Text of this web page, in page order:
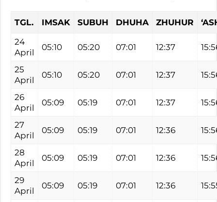
TGL. IMSAK SUBUH DHUHA ZHUHUR
24
April
05:10 05:20 07:01 12:37
25
April
05:10 05:20 07:01 12:37
26
April
05:09 05:19 07:01 12:37
27
April
05:09 05:19 07:01 12:36
28
April
05:09 05:19 07:01 12:36
29
April
05:09 05:19 07:01 12:36